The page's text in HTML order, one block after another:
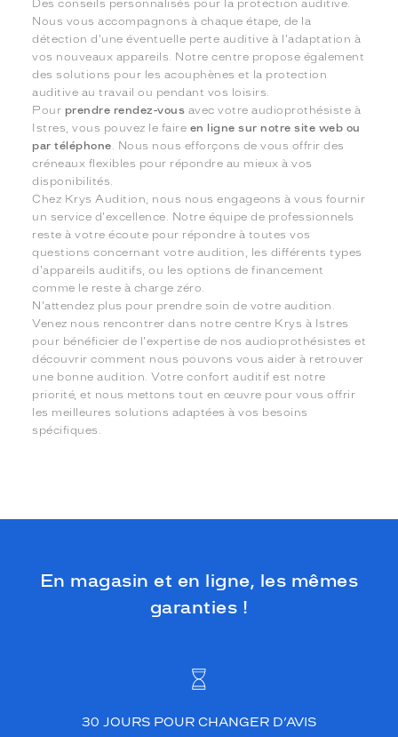
Des conseils personnalisés pour la protection auditive.
Nous vous accompagnons à chaque étape, de la
détection d'une éventuelle perte auditive à l'adaptation à
vos nouveaux appareils. Notre centre propose également
des solutions pour les acouphènes et la protection
auditive au travail ou pendant vos loisirs.
Pour prendre rendez-vous avec votre audioprothésiste à
Istres, vous pouvez le faire en ligne sur notre site web ou
par téléphone. Nous nous efforçons de vous offrir des
créneaux flexibles pour répondre au mieux à vos
disponibilités.
Chez Krys Audition, nous nous engageons à vous fournir
un service d'excellence. Notre équipe de professionnels
reste à votre écoute pour répondre à toutes vos
questions concernant votre audition, les différents types
d'appareils auditifs, ou les options de financement
comme le reste à charge zéro.
N'attendez plus pour prendre soin de votre audition.
Venez nous rencontrer dans notre centre Krys à Istres
pour bénéficier de l'expertise de nos audioprothésistes et
découvrir comment nous pouvons vous aider à retrouver
une bonne audition. Votre confort auditif est notre
priorité, et nous mettons tout en œuvre pour vous offrir
les meilleures solutions adaptées à vos besoins
spécifiques.
En magasin et en ligne, les mêmes
garanties !
30 JOURS POUR CHANGER D’AVIS